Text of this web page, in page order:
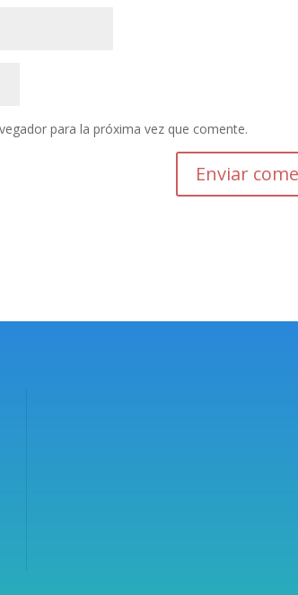
para la próxima vez que comente.